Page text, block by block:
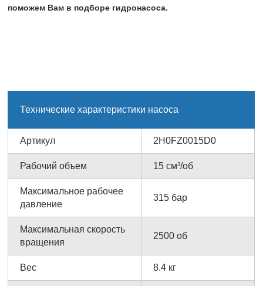
поможем Вам в подборе гидронасоса.
Технические характеристики насоса
Артикул 2H0FZ0015D0
Рабочий объем 15 см³/об
Максимальное рабочее
давление
315 бар
Максимальная скорость
вращения
2500 об
Вес 8.4 кг